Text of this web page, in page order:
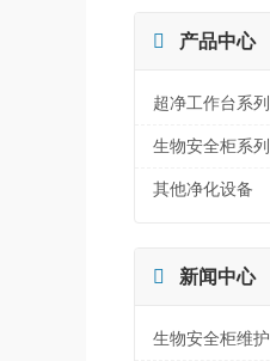
 产品中心
超净工作台系列
生物安全柜系列
其他净化设备
 新闻中心
生物安全柜维护